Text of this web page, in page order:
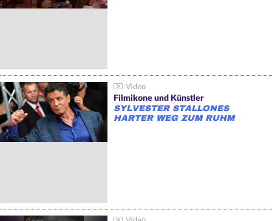
Filmikone und Künstler
SYLVESTER STALLONES
HARTER WEG ZUM RUHM